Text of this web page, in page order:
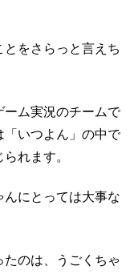
をさらっと言えち
ーム実況のチームで
「いつよん」の中で
れます。
にとっては大事な
たのは、うごくちゃ